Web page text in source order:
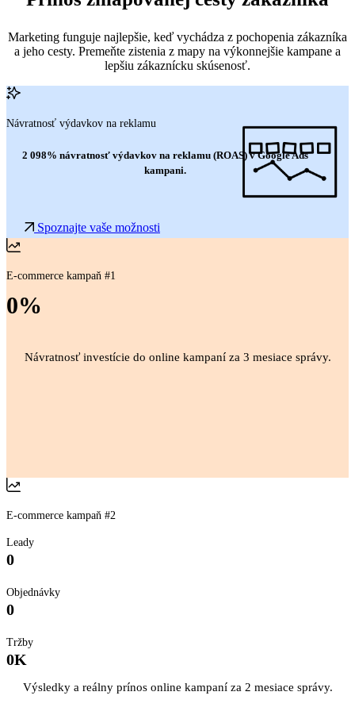
Marketing funguje najlepšie, keď vychádza z pochopenia zákazníka
a jeho cesty. Premeňte zistenia z mapy na výkonnejšie kampane a
lepšiu zákaznícku skúsenosť.
Návratnosť výdavkov na reklamu
2 098% návratnosť výdavkov na reklamu (ROAS) v Google Ads
kampani.
Spoznajte vaše možnosti
E-commerce kampaň #1
0%
Návratnosť investície do online kampaní za 3 mesiace správy.
E-commerce kampaň #2
Leady
0
Objednávky
0
Tržby
0K
Výsledky a reálny prínos online kampaní za 2 mesiace správy.